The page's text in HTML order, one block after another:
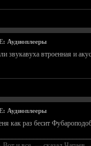
Аудиоплееры
звукавуха втроенная и
Аудиоплееры
как раз бесит